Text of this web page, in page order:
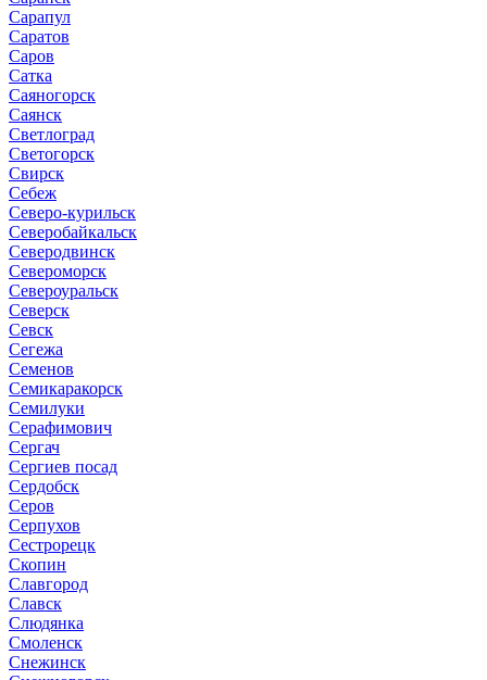
Сарапул
Саратов
Саров
Сатка
Саяногорск
Саянск
Светлоград
Светогорск
Свирск
Себеж
Северо-курильск
Северобайкальск
Северодвинск
Североморск
Североуральск
Северск
Севск
Сегежа
Семенов
Семикаракорск
Семилуки
Серафимович
Сергач
Сергиев посад
Сердобск
Серов
Серпухов
Сестрорецк
Скопин
Славгород
Славск
Слюдянка
Смоленск
Снежинск